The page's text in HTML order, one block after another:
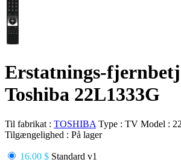
Erstatnings-
Toshiba 22L1333G
Til fabrikat : TOSHIBA Type : TV Model :
Tilgængelighed : På lager
16.00 $ Standard v1